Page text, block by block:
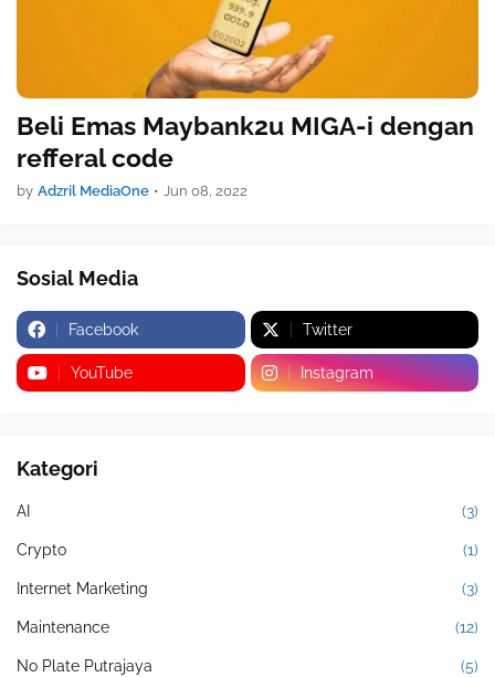
Beli Emas Maybank2u MIGA-i dengan
refferal code
by Adzril MediaOne • Jun 08, 2022
Sosial Media
Facebook Twitter
YouTube Instagram
Kategori
AI (3)
Crypto (1)
Internet Marketing (3)
Maintenance (12)
No Plate Putrajaya (5)